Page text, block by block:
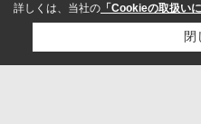
詳しくは、当社の 「Cookieの取扱い
閉